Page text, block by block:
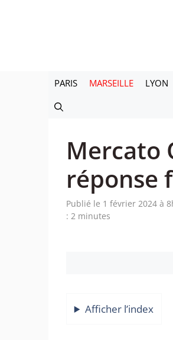
PARIS MARSEILLE LYON
Mercato
réponse
Publié le 1 février 2024 à
: 2 minutes
Afficher l’index